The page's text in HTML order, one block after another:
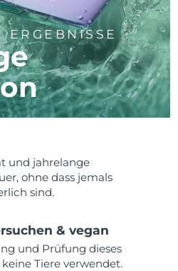
ERGEBNISSE
und jahrelange
ohne dass jemals
sind.
& vegan
und Prüfung dieses
Tiere verwendet.